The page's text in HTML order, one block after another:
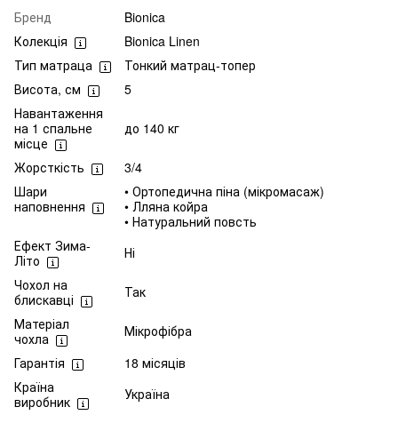
Бренд
Bionica
Колекція
Bionica Linen
Тип матраца
Тонкий матрац-топер
Висота, см
5
Навантаження
на 1 спальне
місце
до 140 кг
Жорсткість
3/4
Шари
наповнення
• Ортопедична піна (мікромасаж)
• Лляна койра
• Натуральний повсть
Ефект Зима-
Літо
Ні
Чохол на
блискавці
Так
Матеріал
чохла
Мікрофібра
Гарантія
18 місяців
Країна
виробник
Україна